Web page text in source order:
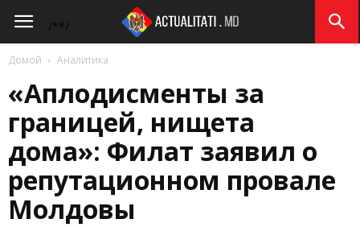
/**/
Actualitati.md
Домой Аналитика
«Аплодисменты за
границей, нищета
дома»: Филат заявил о
репутационном провале
Молдовы